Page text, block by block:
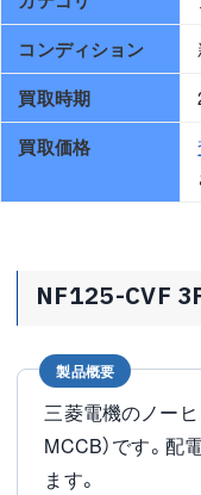
コンディション
買取時期
買取価格
NF125-CVF
製品概要
三菱電機のノーヒ
MCCB）です。配
ます。